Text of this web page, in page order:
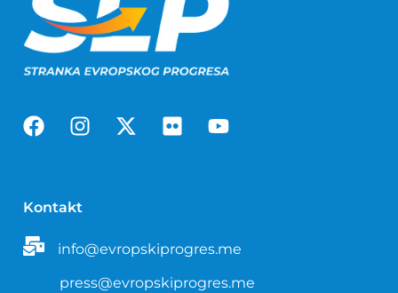
Kontakt
info@evropskiprogres.me
press@evropskiprogres.me